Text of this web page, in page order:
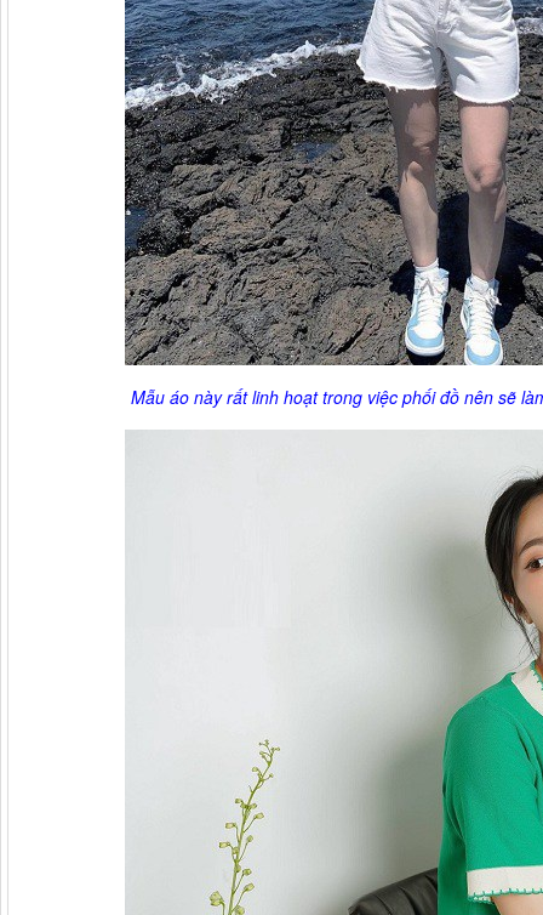
Mẫu áo này rất linh hoạt trong việc phối đồ nên sẽ